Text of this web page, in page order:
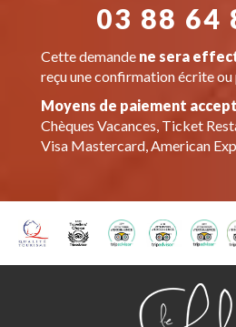
03 88 64
Cette demande ne sera
reçu une confirmation écrite ou
Moyens de paiement
Chèques Vacances, Ticket
Visa Mastercard, American